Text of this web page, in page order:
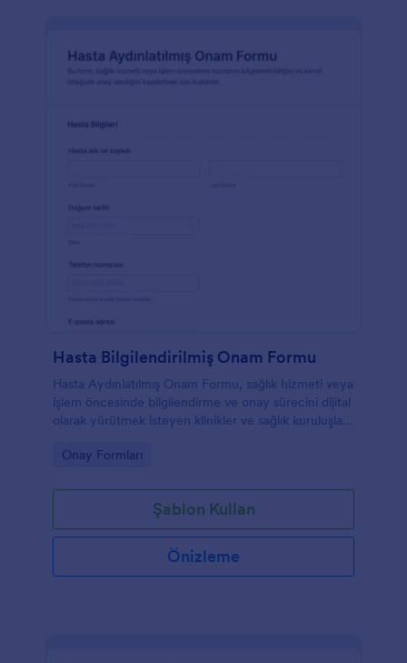
aracını kullanmaktadır. Form Oluşturucu ve Form
Tasarımcısı aracılığıyla renk temasını ve yazı tiplerini
Hasta Bilgilendirilmiş Onam Formu
Hasta Aydınlatılmış Onam Formu, sağlık hizmeti veya
işlem öncesinde bilgilendirme ve onay sürecini dijital
olarak yürütmek isteyen klinikler ve sağlık kuruluşları
Go to Category:
Onay Formları
Şablon Kullan
Önizleme